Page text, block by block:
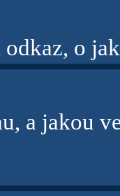
odkaz, o
a jakou